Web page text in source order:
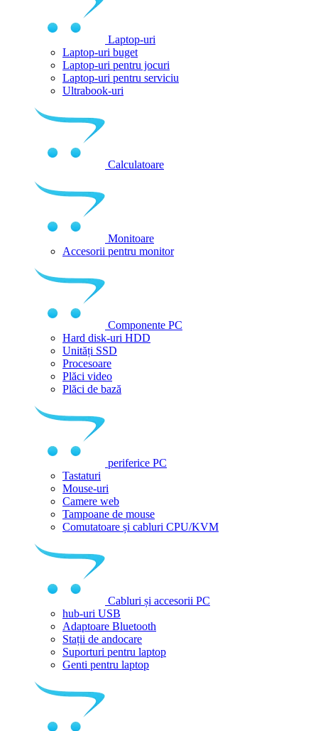
Laptop-uri
Laptop-uri buget
Laptop-uri pentru jocuri
Laptop-uri pentru serviciu
Ultrabook-uri
Calculatoare
Monitoare
Accesorii pentru monitor
Componente PC
Hard disk-uri HDD
Unități SSD
Procesoare
Plăci video
Plăci de bază
periferice PC
Tastaturi
Mouse-uri
Camere web
Tampoane de mouse
Comutatoare și cabluri CPU/KVM
Cabluri și accesorii PC
hub-uri USB
Adaptoare Bluetooth
Stații de andocare
Suporturi pentru laptop
Genti pentru laptop